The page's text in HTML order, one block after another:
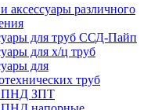
аксессуары различного
для труб ССД-Пайп
для х/ц труб
для
труб
ПНД ЗПТ